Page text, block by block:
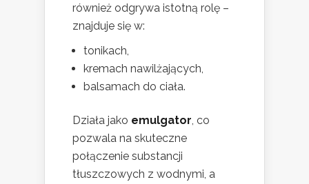
również odgrywa istotną rolę –
znajduje się w:
tonikach,
kremach nawilżających,
balsamach do ciała.
Działa jako emulgator , co
pozwala na skuteczne
połączenie substancji
tłuszczowych z wodnymi, a